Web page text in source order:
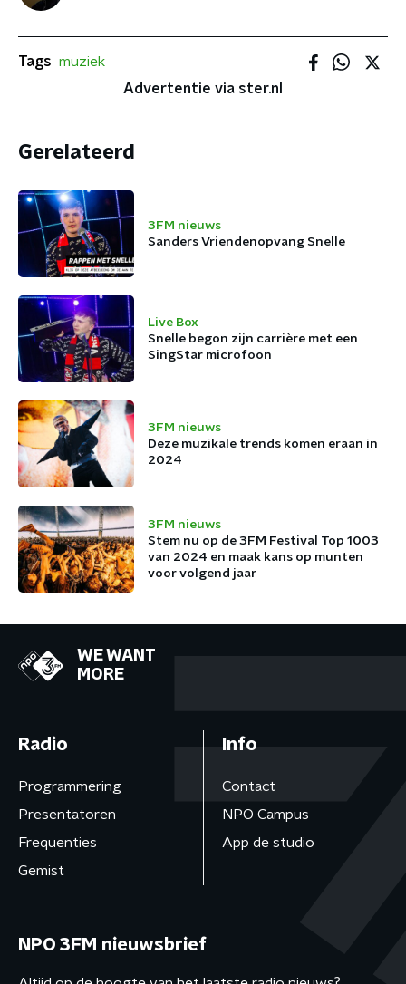
Tags muziek
Advertentie via ster.nl
Gerelateerd
3FM nieuws
Sanders Vriendenopvang Snelle
Live Box
Snelle begon zijn carrière met een
SingStar microfoon
3FM nieuws
Deze muzikale trends komen eraan in
2024
3FM nieuws
Stem nu op de 3FM Festival Top 1003
van 2024 en maak kans op munten
voor volgend jaar
WE WANT
MORE
Radio
Programmering
Presentatoren
Frequenties
Gemist
Info
Contact
NPO Campus
App de studio
NPO 3FM nieuwsbrief